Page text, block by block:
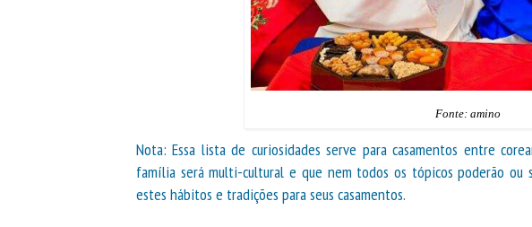
Fonte: amino
Nota: Essa lista de curiosidades serve para casamentos entre
família será multi-cultural e que nem todos os tópicos poderão ou
estes hábitos e tradições para seus casamentos.